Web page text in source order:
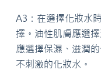
A3：在選擇化妝水
擇。油性肌膚應選
應選擇保濕、滋潤
不刺激的化妝水。